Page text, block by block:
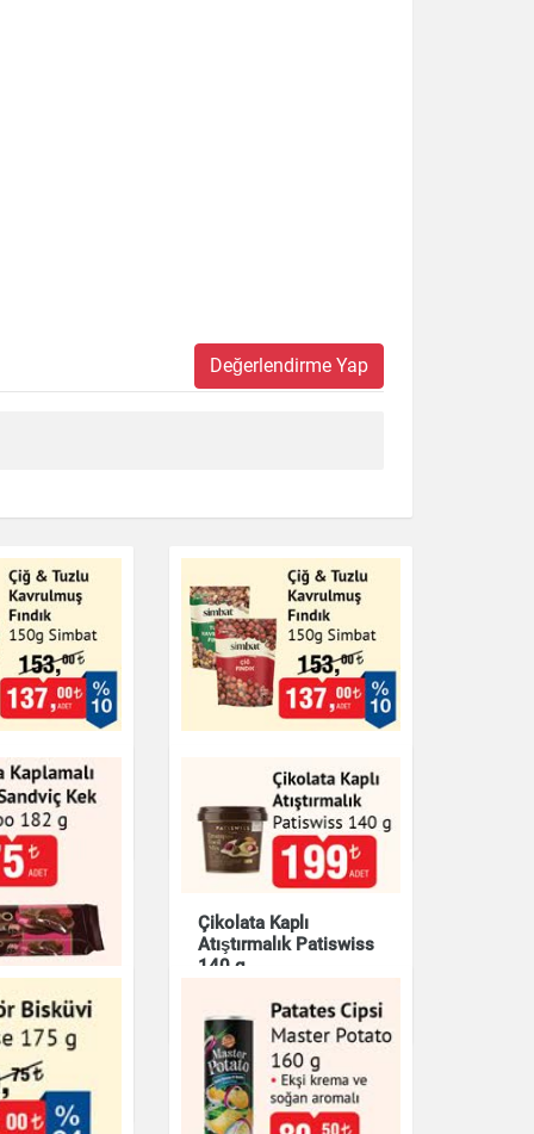
Değerlendirme Yap
Kavrulmuş
Simbat
Kuruyemiş
Fındık 150g Simbat
Çikolata & Bisküvi & Kuruyemiş
Kek
g
Kuruyemiş
Çikolata Kaplı
Atıştırmalık Patiswiss
140 g
Çikolata & Bisküvi & Kuruyemiş